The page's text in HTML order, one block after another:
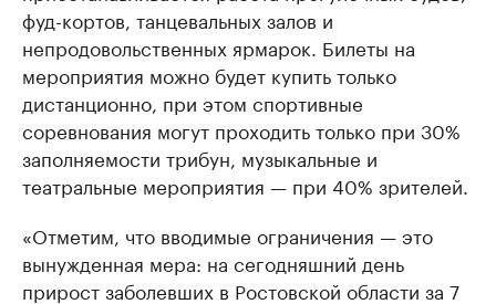
фуд-кортов, танцевальных залов и
непродовольственных ярмарок. Билеты на
мероприятия можно будет купить только
дистанционно, при этом спортивные
соревнования могут проходить только при 30%
заполняемости трибун, музыкальные и
театральные мероприятия — при 40% зрителей.
«Отметим, что вводимые ограничения — это
вынужденная мера: на сегодняшний день
прирост заболевших в Ростовской области за 7